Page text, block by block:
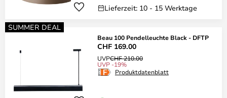
Lieferzeit: 10 - 15 Werktage
SUMMER DEAL
Beau 100 Pendelleuchte Black - DFTP
CHF 169.00
UVPCHF 210.00
UVP -19%
Produktdatenblatt